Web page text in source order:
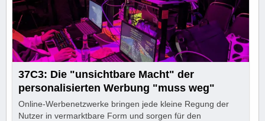
37C3: Die "unsichtbare Macht" der
personalisierten Werbung "muss weg"
Online-Werbenetzwerke bringen jede kleine Regung der
Nutzer in vermarktbare Form und sorgen für den